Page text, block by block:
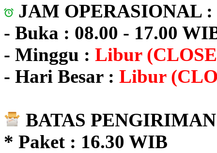
JAM OPERASIONAL :
- Buka : 08.00 - 17.00
- Minggu : Libur
- Hari Besar : Libur
BATAS
* Paket : 16.30 WIB